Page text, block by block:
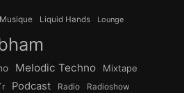
Liquid Hands Lounge
Melodic Techno Mixtape
Podcast Radio Radioshow